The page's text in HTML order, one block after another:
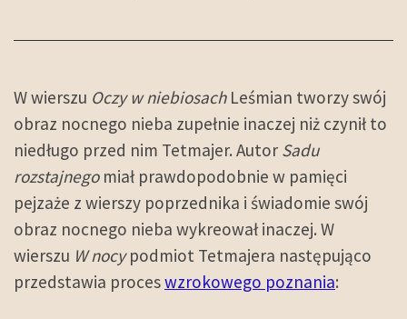
W wierszu Oczy w niebiosachLeśmian tworzy swój
obraz nocnego nieba zupełnie inaczej niż czynił to
niedługo przed nim Tetmajer. Autor Sadu
rozstajnegomiał prawdopodobnie w pamięci
pejzaże z wierszy poprzednika i świadomie swój
obraz nocnego nieba wykreował inaczej. W
wierszu W nocypodmiot Tetmajera następująco
przedstawia proceswzrokowego poznania: